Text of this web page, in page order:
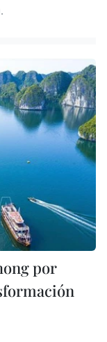
por